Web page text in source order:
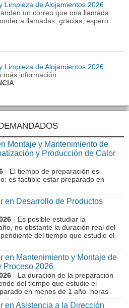
Limpieza de Alojamientos 2026
un correo que una llamada
a llamadas, gracias, espero
Limpieza de Alojamientos 2026
más información
Montaje y Mantenimiento de
y Producción de Calor
- El tiempo de preparación es
es factible estar preparado en
en Desarrollo de Productos
- Es posible estudiar la
no obstante la duración real del
del tiempo que estudie el
en Mantenimiento y Montaje de
Proceso 2026
- La duración de la preparación
del tiempo que estudie el
en menos de 1 año horas
en Asistencia a la Dirección